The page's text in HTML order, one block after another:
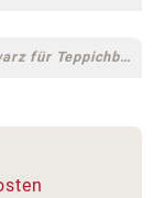
DR1 Rollen schwarz für Teppichböden [10]